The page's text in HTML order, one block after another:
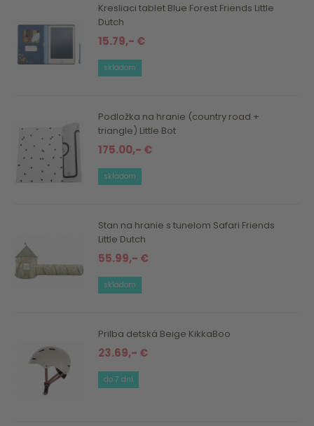
Kresliaci tablet Blue Forest Friends Little
Dutch
15.79,- €
skladom
Podložka na hranie (country road +
triangle) Little Bot
175.00,- €
skladom
Stan na hranie s tunelom Safari Friends
Little Dutch
55.99,- €
skladom
Prilba detská Beige KikkaBoo
23.69,- €
do 7 dní